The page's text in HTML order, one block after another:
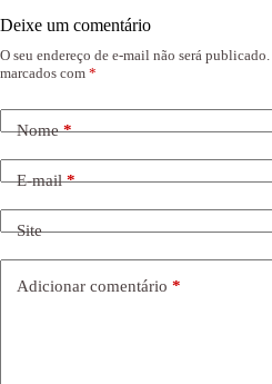
Deixe um comentário
O seu endereço de e-mail não será publicado.
marcados com *
Nome*
E-mail*
Site
Adicionar comentário *